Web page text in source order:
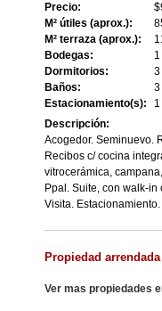
Precio:
M² útiles (aprox.):
M² terraza (aprox.):
Bodegas:
1
Dormitorios:
3
Baños:
3
Estacionamiento(s):
1
Descripción:
Acogedor. Seminuevo.
Recibos c/ cocina
vitrocerámica,
Ppal. Suite, con walk-
Visita.
Propiedad arrendada
Ver mas propiedades